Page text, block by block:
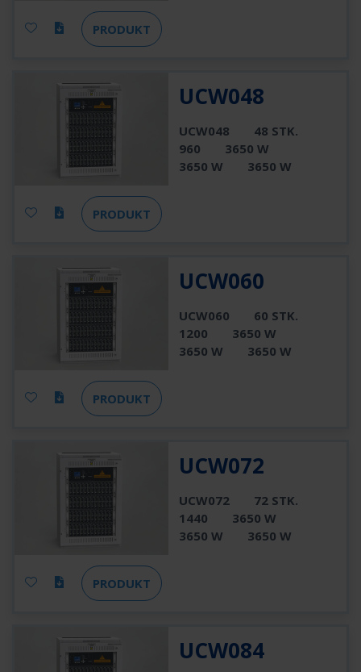
PRODUKT
UCW048
UCW048
48 STK.
960
3650 W
3650 W
3650 W
PRODUKT
UCW060
UCW060
60 STK.
1200
3650 W
3650 W
3650 W
PRODUKT
UCW072
UCW072
72 STK.
1440
3650 W
3650 W
3650 W
PRODUKT
UCW084